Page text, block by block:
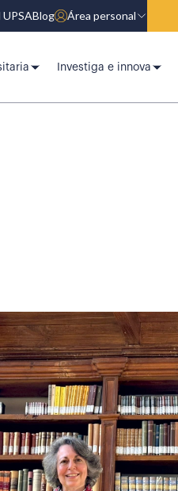
Blog Área personal
Investiga e innova